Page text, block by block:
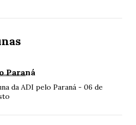
Paraná
da ADI pelo Paraná - 06 de